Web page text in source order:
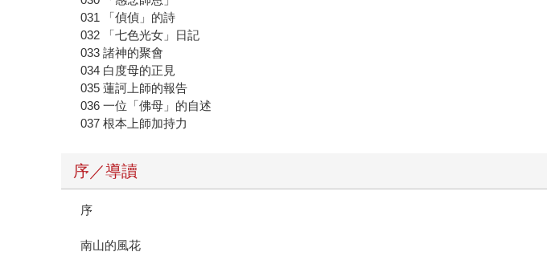
031 「偵偵」的詩
032 「七色光女」日記
033 諸神的聚會
034 白度母的正見
035 蓮訶上師的報告
036 一位「佛母」的自述
037 根本上師加持力
序／導讀
序
南山的風花